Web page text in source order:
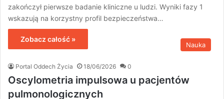
zakończył pierwsze badanie kliniczne u ludzi. Wyniki fazy 1
wskazują na korzystny profil bezpieczeństwa…
Zobacz całość »
Nauka
Portal Oddech Życia 18/06/2026 0
Oscylometria impulsowa u pacjentów
pulmonologicznych